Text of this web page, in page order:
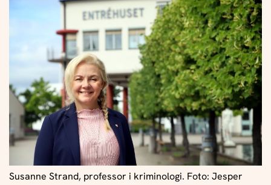
Susanne Strand, professor i kriminologi. Foto: Jesper